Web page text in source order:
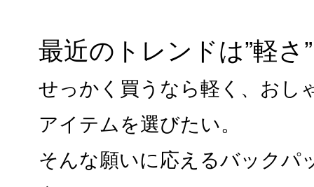
最近のトレンドは”軽さ
せっかく買うなら軽く、おし
アイテムを選びたい。
そんな願いに応えるバックパ